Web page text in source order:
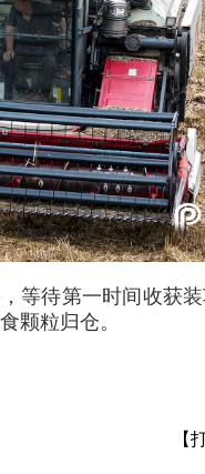
待第一时间收获装
颗粒归仓。
【